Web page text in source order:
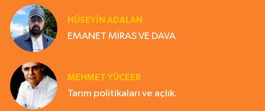
HÜSEYIN ADALAN
EMANET MİRAS VE DAVA
MEHMET YÜCEER
Tarım politikaları ve açlık.